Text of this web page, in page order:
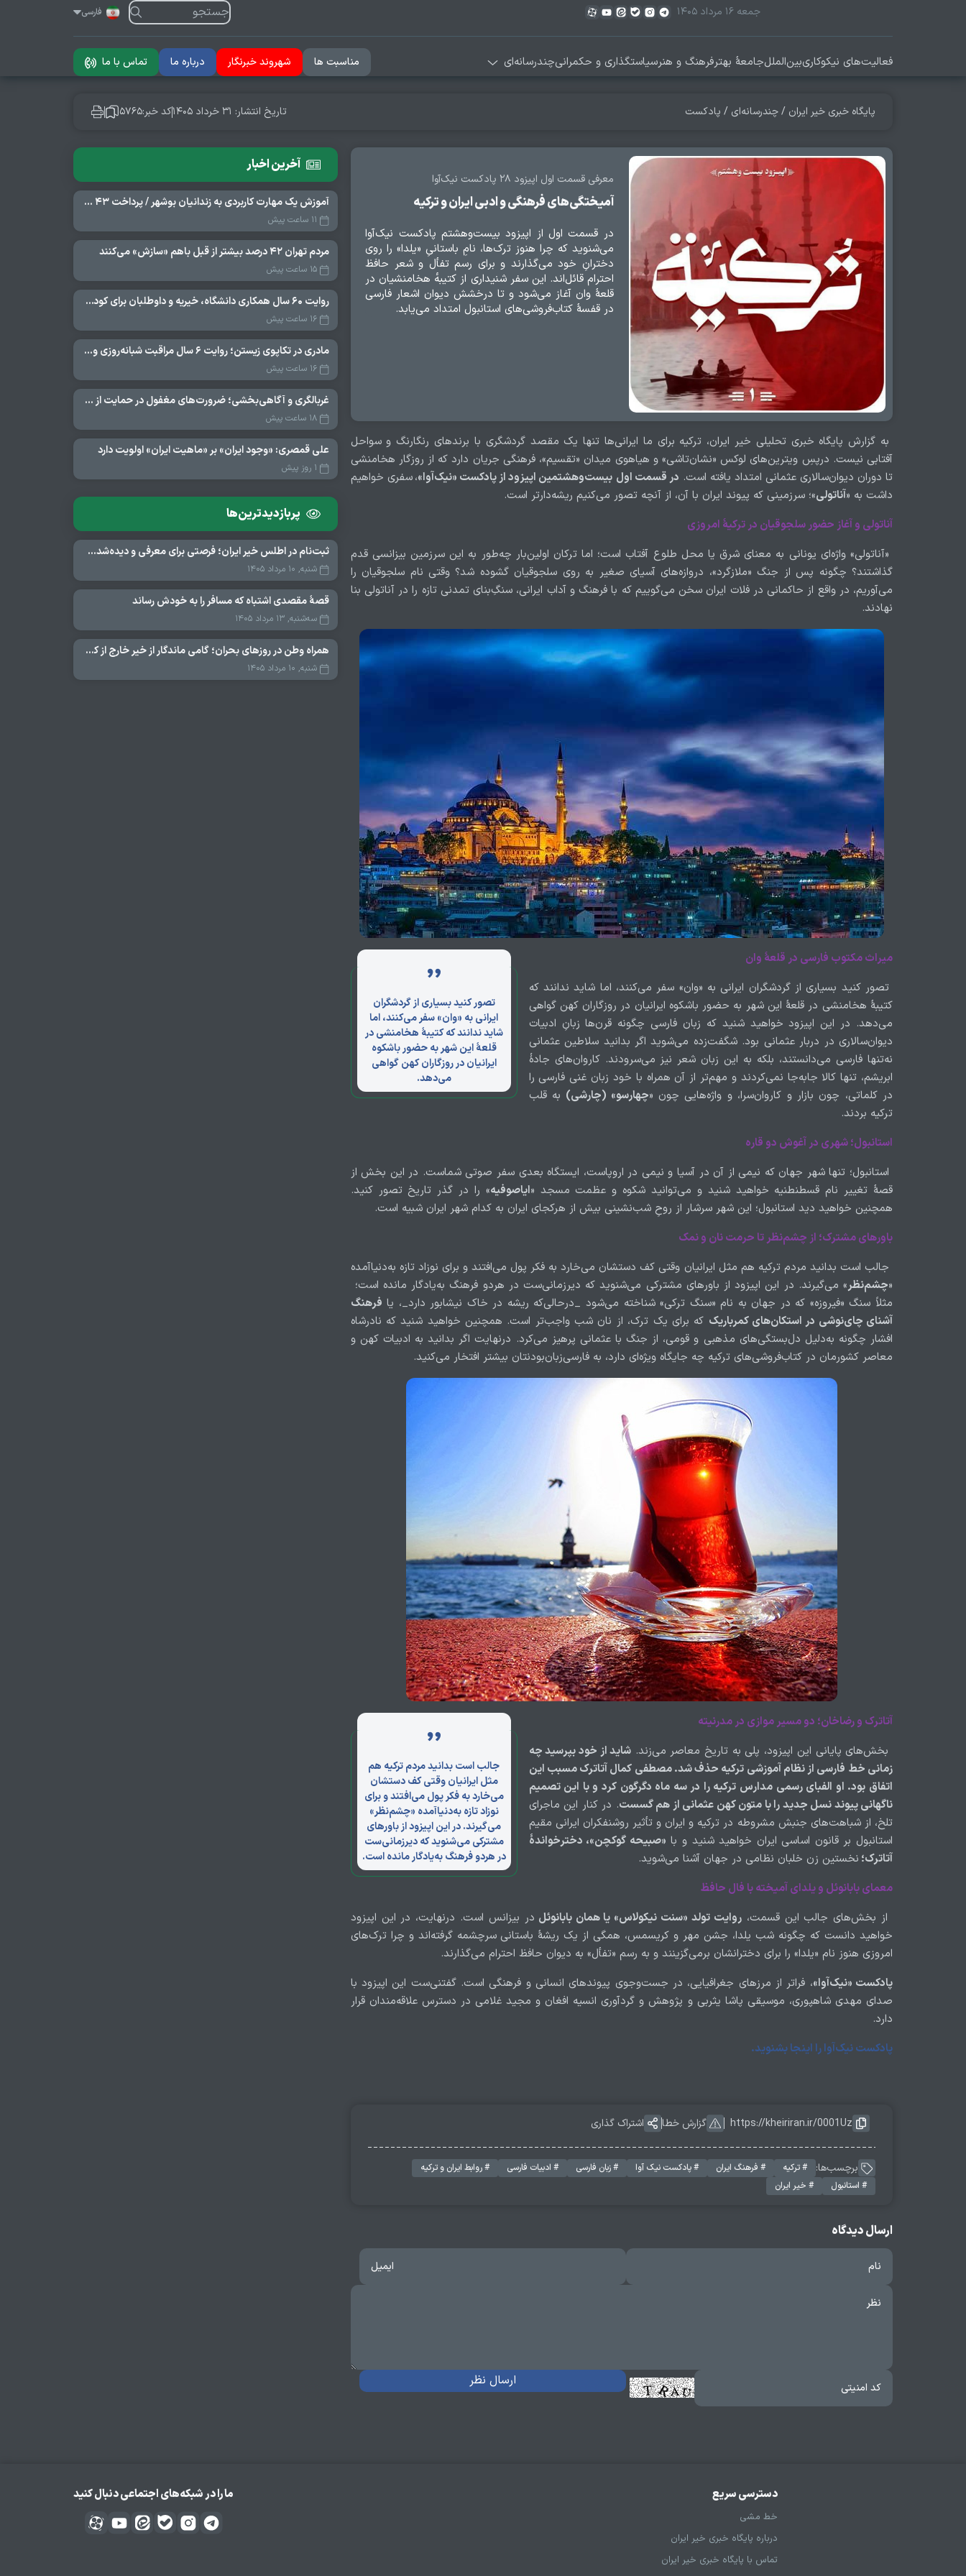
جمعه ۱۶ مرداد ۱۴۰۵ فارسی
فعالیت‌های نیکوکاریبین‌المللجامعۀ بهترفرهنگ و هنرسیاستگذاری و حکمرانیچندرسانه‌ای مناسبت ها شهروند خبرنگار درباره ما تماس با ما
پایگاه خبری خیر ایران /چندرسانه‌ای / پادکست تاریخ انتشار: ۳۱ خرداد ۱۴۰۵ کد خبر:۵۷۶۵
معرفی قسمت اول اپیزود ۲۸ پادکست نیک‌آوا
آمیختگی‌های فرهنگی و ادبی ایران و ترکیه
در قسمت اول از اپیزود بیست‌وهشتم پادکست نیک‌آوا
می‌شنوید که چرا هنوز ترک‌ها، نامِ باستانیِ «یلدا» را روی
دخترانِ خود می‌گذارند و برای رسم تفأل و شعر حافظ
احترام قائل‌اند. این سفر شنیداری از کتیبه‌ٔ هخامنشیان در
قلعهٔ وان آغاز می‌شود و تا درخشش دیوان اشعار فارسی
در قفسهٔ کتاب‌فروشی‌های استانبول امتداد می‌یابد.
به گزارش پایگاه خبری تحلیلی خیر ایران، ترکیه برای ما ایرانی‌ها تنها یک مقصد گردشگری با برند‌های رنگارنگ و سواحل
آفتابی نیست. درپسِ ویترین‌های لوکس «نشان‌تاشی» و هیاهوی میدان «تقسیم»، فرهنگی جریان دارد که از روزگار هخامنشی
تا دوران دیوان‌سالاری عثمانی امتداد یافته است. در قسمت اول بیست‌وهشتمین اپیزود از پادکست «نیک‌آوا»،سفری خواهیم
داشت به «آناتولی»؛ سرزمینی که پیوند ایران با آن، از آنچه تصور می‌کنیم ریشه‌دارتر است.
آناتولی و آغاز حضور سلجوقیان در ترکیهٔ امروزی
«آناتولی» واژه‌ای یونانی به معنای شرق یا محل طلوع آفتاب است؛ اما ترکان اولین‌بار چه‌طور به این سرزمین بیزانسی قدم
گذاشتند؟ چگونه پس از جنگ «ملازگرد»، دروازه‌های آسیای صغیر به روی سلجوقیان گشوده شد؟ وقتی نام سلجوقیان را
می‌آوریم، در واقع از حاکمانی در فلات ایران سخن می‌گوییم که با فرهنگ و آداب ایرانی، سنگِ‌بنای تمدنی تازه را در آناتولی بنا
نهادند.
تصور کنید بسیاری از گردشگران
ایرانی به «وان» سفر می‌کنند، اما
شاید ندانند که کتیبهٔ هخامنشی در
قلعهٔ این شهر به حضور باشکوه
ایرانیان در روزگاران کهن گواهی
می‌دهد.
میراث مکتوب فارسی در قلعهٔ وان
تصور کنید بسیاری از گردشگران ایرانی به «وان» سفر می‌کنند، اما شاید ندانند که
کتیبهٔ هخامنشی در قلعهٔ این شهر به حضور باشکوه ایرانیان در روزگاران کهن گواهی
می‌دهد. در این اپیزود خواهید شنید که زبان فارسی چگونه قرن‌ها زبانِ ادبیات
دیوان‌سالاری در دربار عثمانی بود. شگفت‌زده می‌شوید اگر بدانید سلاطین عثمانی
نه‌تنها فارسی می‌دانستند، بلکه به این زبان شعر نیز می‌سرودند. کاروان‌های جادهٔ
ابریشم، تنها کالا جابه‌جا نمی‌کردند و مهم‌تر از آن همراه با خود زبان غنی فارسی را
در کلماتی، چون بازار و کاروان‌سرا، و واژه‌هایی چون «چهارسو» (چارشی) به قلب
ترکیه بردند.
استانبول؛ شهری در آغوش دو قاره
استانبول؛ تنها شهر جهان که نیمی از آن در آسیا و نیمی در اروپاست، ایستگاه بعدی سفر صوتی شماست. در این بخش از
قصهٔ تغییر نام قسطنطنیه خواهید شنید و می‌توانید شکوه و عظمت مسجد «ایاصوفیه» را در گذر تاریخ تصور کنید.
همچنین خواهید دید استانبول؛ این شهر سرشار از روحِ شب‌نشینی بیش از هرکجای ایران به کدام شهر ایران شبیه است.
باور‌های مشترک؛ از چشم‌نظر تا حرمت نان و نمک
جالب است بدانید مردم ترکیه هم مثل ایرانیان وقتی کف دستشان می‌خارد به فکر پول می‌افتند و برای نوزاد تازه به‌دنیا‌آمده
«چشم‌نظر» می‌گیرند. در این اپیزود از باور‌های مشترکی می‌شنوید که دیرزمانی‌ست در هردو فرهنگ به‌یادگار مانده است؛
مثلاً سنگ «فیروزه» که در جهان به نام «سنگ ترکی» شناخته می‌شود _درحالی‌که ریشه در خاک نیشابور دارد_، یا فرهنگ
آشنای چای‌نوشی در استکان‌های کمر‌باریک که برای یک ترک، از نان شب واجب‌تر است. همچنین خواهید شنید که نادرشاه
افشار چگونه به‌دلیل دل‌بستگی‌های مذهبی و قومی، از جنگ با عثمانی پرهیز می‌کرد. درنهایت اگر بدانید به ادبیات کهن و
معاصر کشورمان در کتاب‌فروشی‌های ترکیه چه جایگاه ویژه‌ای دارد، به فارسی‌زبان‌بودنتان بیشتر افتخار می‌کنید.
جالب است بدانید مردم ترکیه هم
مثل ایرانیان وقتی کف دستشان
می‌خارد به فکر پول می‌افتند و برای
نوزاد تازه به‌دنیا‌آمده «چشم‌نظر»
می‌گیرند. در این اپیزود از باور‌های
مشترکی می‌شنوید که دیرزمانی‌ست
در هردو فرهنگ به‌یادگار مانده است.
آتاترک و رضاخان؛ دو مسیر موازی در مدرنیته
بخش‌های پایانی این اپیزود، پلی به تاریخ معاصر می‌زند.شاید از خود بپرسید چه
زمانی خط فارسی از نظام آموزشی ترکیه حذف شد. مصطفی کمال آتاترک مسبب این
اتفاق بود. او الفبای رسمی مدارس ترکیه را در سه ماه دگرگون کرد و با این تصمیم
ناگهانی پیوند نسل جدید را با متون کهن عثمانی از هم گسست. در کنار این ماجرای
تلخ، از شباهت‌های جنبش مشروطه در ترکیه و ایران و تأثیر روشنفکران ایرانی مقیم
استانبول بر قانون اساسی ایران خواهید شنید و با «صبیحه گوکچن»، دخترخواندهٔ
آتاترک؛ نخستین زن خلبان نظامی در جهان آشنا می‌شوید.
معمای بابانوئل و یلدای آمیخته با فال حافظ
از بخش‌های جالب این قسمت،روایت تولد «سنت نیکولاس» یا همان بابانوئل در بیزانس است. درنهایت، در این اپیزود
خواهید دانست که چگونه شب یلدا، جشن مهر و کریسمس، همگی از یک ریشهٔ باستانی سرچشمه گرفته‌اند و چرا ترک‌های
امروزی هنوز نام «یلدا» را برای دخترانشان برمی‌گزینند و به رسم «تفأل» به دیوان حافظ احترام می‌گذارند.
پادکست «نیک‌آوا»، فراتر از مرز‌های جغرافیایی، در جست‌وجوی پیوند‌های انسانی و فرهنگی است. گفتنی‌ست این اپیزود با
صدای مهدی شاهپوری، موسیقی پاشا یثربی و پژوهش و گردآوری انسیه افغان و مجید غلامی در دسترس علاقه‌مندان قرار
دارد.
پادکست نیک‌آوا را اینجا بشنوید.
https://kheiriran.ir/0001Uz گزارش خطا اشتراک گذاری
برچسب‌ها: # ترکیه # فرهنگ ایران # پادکست نیک آوا # زبان فارسی # ادبیات فارسی
# روابط ایران و ترکیه
# استانبول
# خیر ایران
ارسال دیدگاه
آخرین اخبار
آموزش یک مهارت کاربردی به زندانیان بوشهر / پرداخت ۴۳ میلیارد تومان تسهیلات خوداشتغالی
۱۱ ساعت پیش
مردم تهران ۴۲ درصد بیشتر از قبل باهم «سازش» می‌کنند
۱۵ ساعت پیش
روایت ۶۰ سال همکاری دانشگاه، خیریه و داوطلبان برای کودکان نیازمند در استرالیا
۱۶ ساعت پیش
مادری در تکاپوی زیستن؛ روایت ۶ سال مراقبت شبانه‌روزی و امید به فردای «نورا»
۱۶ ساعت پیش
غربالگری و آگاهی‌بخشی؛ ضرورت‌های مغفول در حمایت از بیماران «نقص ایمنی اولیه»
۱۸ ساعت پیش
علی قمصری: «وجود ایران» بر «ماهیت ایران» اولویت دارد
۱ روز پیش
پربازدید‌ترین‌ها
ثبت‌نام در اطلس خیر ایران؛ فرصتی برای معرفی و دیده‌شدن مؤسسات نیکوکاری
شنبه, ۱۰ مرداد ۱۴۰۵
قصهٔ مقصدی اشتباه که مسافر را به خودش رساند
سه‌شنبه, ۱۳ مرداد ۱۴۰۵
همراه وطن در روزهای بحران؛ گامی ماندگار از خیر خارج از کشور در عرصه سلامت
شنبه, ۱۰ مرداد ۱۴۰۵
دسترسی سریع
خط مشی
درباره پایگاه خبری خیر ایران
تماس با پایگاه خبری خیر ایران
مارا در شبکه‌های اجتماعی دنبال کنید